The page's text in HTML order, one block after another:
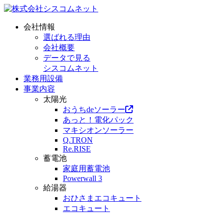
会社情報
選ばれる理由
会社概要
データで見る
シスコムネット
業務用設備
事業内容
太陽光
おうちdeソーラー
あっと！電化パック
マキシオンソーラー
Q.TRON
Re.RISE
蓄電池
家庭用蓄電池
Powerwall 3
給湯器
おひさまエコキュート
エコキュート